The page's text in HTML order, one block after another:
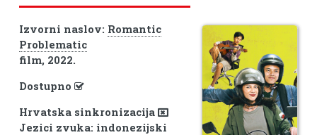
Izvorni naslov: Romantic
Problematic
film, 2022.
Dostupno
Hrvatska sinkronizacija
Jezici zvuka: indonezijski